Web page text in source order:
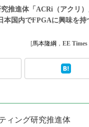
ニクス入門（EDN
推進体「ACRi（アクリ）
本国内でFPGAに興味を持
[馬本隆綱 ， EE Times
ィング研究推進体